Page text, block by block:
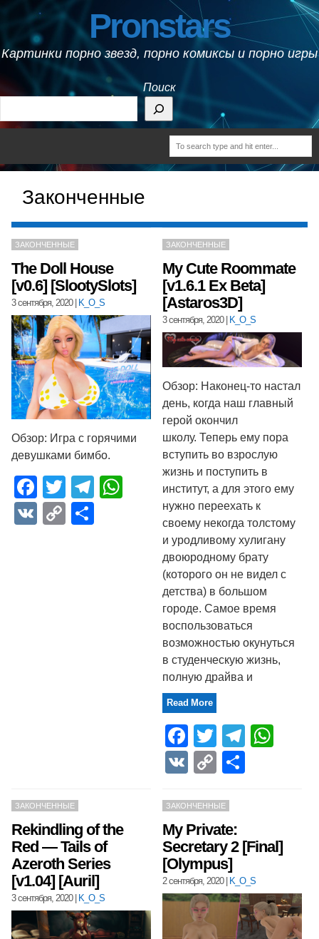
Pronstars
Картинки порно звезд, порно комиксы и порно игры
Поиск
Законченные
ЗАКОНЧЕННЫЕ
The Doll House
[v0.6] [SlootySlots]
3 сентября, 2020| K_O_S
Обзор: Игра с горячими
девушками бимбо.
Facebook
TwitterTelegram
WhatsApp
VK CopyОтправить
ЗАКОНЧЕННЫЕ
My Cute Roommate
[v1.6.1 Ex Beta]
[Astaros3D]
3 сентября, 2020| K_O_S
Обзор: Наконец-то настал
день, когда наш главный
герой окончил
школу. Теперь ему пора
вступить во взрослую
жизнь и поступить в
институт, а для этого ему
нужно переехать к
своему некогда толстому
и уродливому хулигану
двоюродному брату
(которого он не видел с
детства) в большом
городе. Самое время
воспользоваться
возможностью окунуться
в студенческую жизнь,
полную драйва и
Read More
Facebook
Twitter
VK Copy
ЗАКОНЧЕННЫЕ
Rekindling of the
Red — Tails of
Azeroth Series
[v1.04] [Auril]
3 сентября, 2020| K_O_S
ЗАКОНЧЕННЫЕ
My Private:
Secretary 2 [Final]
[Olympus]
2 сентября, 2020| K_O_S